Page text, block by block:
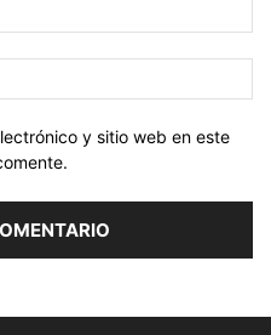
y sitio web en este